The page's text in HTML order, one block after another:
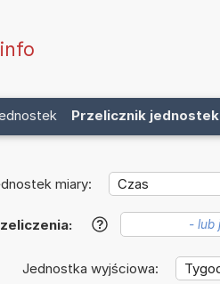
Przelicznik jednostek
miary:
?
Jednostka wyjściowa: